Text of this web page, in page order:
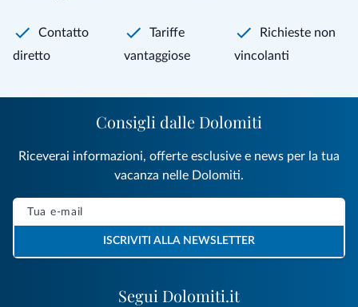
Contatto
diretto
Tariffe
vantaggiose
Richieste non
vincolanti
Segui Dolomiti.it
Consigli dalle Dolomiti
Riceverai informazioni, offerte esclusive e news per la tua
vacanza nelle Dolomiti.
ISCRIVITI ALLA NEWSLETTER